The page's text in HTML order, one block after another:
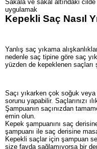
Sakala ve sakal altındaki
uygulamak
Kepekli Saç Nasıl
Yanlış saç yıkama
nedenle saç tipine göre saç
yüzden de kepeklenen saçları
Saçı yıkarken çok soğuk
sorunu yapabilir. Saçlarınızı
Şampuanın saçınızdan
emin olun.
Kepek şampuanını saç
şampuanı ile saç derisine
Kepekli saçlar için şampuan
size fayda sağlamıyorsa bir